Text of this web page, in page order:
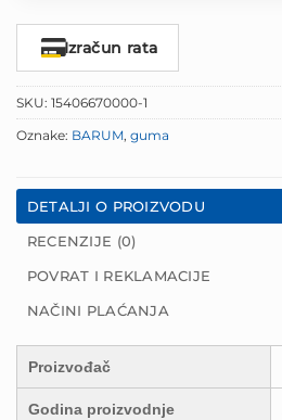
Izračun rata
SKU: 15406670000-1
Oznake: BARUM, guma
DETALJI O PROIZVODU
RECENZIJE (0)
POVRAT I REKLAMACIJE
NAČINI PLAĆANJA
Proizvođač
Godina proizvodnje